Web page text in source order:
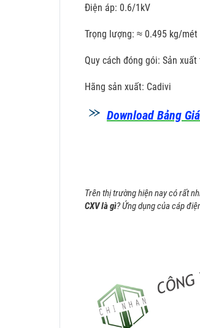
Điện áp: 0.6/1kV
Trọng lượng: ≈ 0.495 kg/mét
Quy cách đóng gói: Sản
Hãng sản xuất: Cadivi
Download Bảng
Trên thị trường hiện nay có rất
CXV là gì? Ứng dụng của cáp